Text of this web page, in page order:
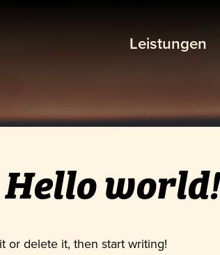
Leistungen
Hello world!
or delete it, then start writing!